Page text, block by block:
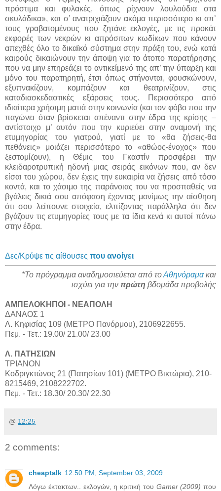
πρόστιμα και φυλακές, όπως ρίχνουν λουλούδια στα
σκυλάδικα», και σ’ ανατριχιάζουν ακόμα περισσότερο κι απ’
τους γραβατομένους που ζητάνε εκλογές, με τις προκάτ
εκφορές των νεκρών κι απρόσιτων κωδίκων που κάνουν
απεχθές όλο το δικαϊκό σύστημα στην πράξη του, ενώ κατά
καιρούς δικαιώνουν την άποψη για το άτοπο παρατήρησης
που να μην επηρεάζει το αντικείμενό της απ’ την ύπαρξη και
μόνο του παρατηρητή, έτσι όπως στήνονται, φουσκώνουν,
εξυπνακίζουν, κομπάζουν και θεατρινίζουν, στις
καταδιασκεδαστικές εξάρσεις τους. Περισσότερο από
ιδιαίτερα χρήσιμη ματιά στην κοινωνία (και τον φόβο που την
παγώνει όταν βρίσκεται απέναντι στην έδρα της κρίσης –
αντίστοιχο μ’ αυτόν που την κυριεύει στην αναμονή της
ετυμηγορίας του γιατρού, γιατί με το «θα ζήσεις-θα
πεθάνεις» μοιάζει περισσότερο το «αθώος-ένοχος» που
ξεστομίζουν), η Θέμις του Γκαστίν προσφέρει την
κλειδαροτρυπική ηδονή μιας σειράς εικόνων που, αν δεν
είσαι του χώρου, δεν έχεις την ευκαιρία να ζήσεις από τόσο
κοντά, και το χάσιμο της παράνοιας του να προσπαθείς να
βγάλεις δικιά σου απόφαση έχοντας μονίμως την αίσθηση
ότι σου λείπουνε στοιχεία, ελπίζοντας παράλληλα ότι δεν
βγάζουν τις ετυμηγορίες τους με τα ίδια κενά κι αυτοί πάνω
στην έδρα.
Δες/Κρύψε τις αίθουσες που ανοίγει
*Το πρόγραμμα αναδημοσιεύεται από τοΑθηνόραμακαι
ισχύει για την πρώτη βδομάδα προβολής
ΑΜΠΕΛΟΚΗΠΟΙ - ΝΕΑΠΟΛΗ
ΔΑΝΑΟΣ 1
Λ. Κηφισίας 109 (ΜΕΤΡΟ Πανόρμου), 2106922655.
Πεμ. - Τετ.: 19.00/ 21.00/ 23.00
Λ. ΠΑΤΗΣΙΩΝ
ΤΡΙΑΝΟΝ
Κοδριγκτώνος 21 (Πατησίων 101) (ΜΕΤΡΟ Βικτώρια), 210-
8215469, 2108222702.
Πεμ. - Τετ.: 18.30/ 20.30/ 22.30
@ 12:25
2 comments:
cheaptalk 12:50 PM, September 03, 2009
Λόγω έκτακτων.. εκλογών, η κριτική του Gamer (2009) που